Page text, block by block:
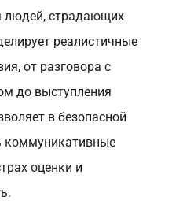
людей, страдающих
реалистичные
от разговора с
до выступления
в безопасной
коммуникативные
оценки и